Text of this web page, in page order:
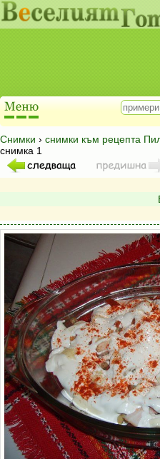
Снимки › снимки към рецепта
снимка 1